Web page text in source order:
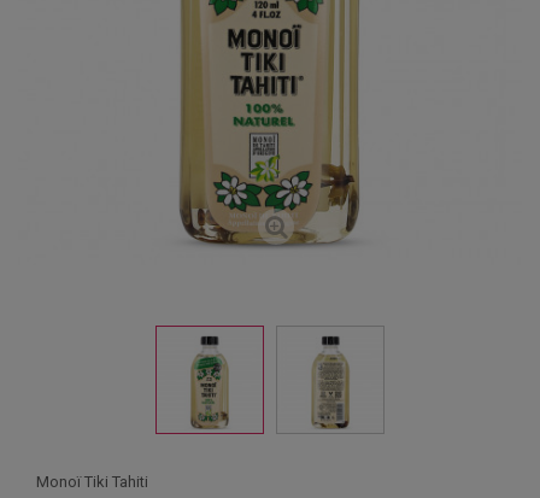
Monoï Tiki Tahiti